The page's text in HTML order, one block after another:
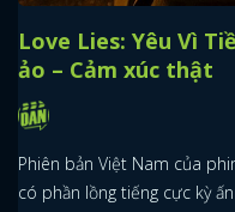
Love Lies: Yêu Vì
ảo – Cảm xúc thật
Phiên bản Việt Nam của
có phần lồng tiếng cực kỳ